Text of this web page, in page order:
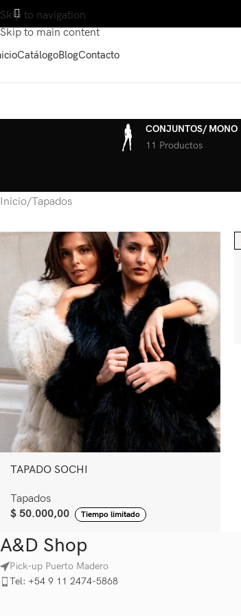
Skip to navigation
Skip to main content
CatálogoBlogContacto
CONJUNTOS/ MONO
11 Productos
Inicio Tapados
TAPADO SOCHI
Tapados
$ 50.000,00 Tiempo limitado
A&D Shop
Pick-up Puerto Madero
Tel: +54 9 11 2474-5868